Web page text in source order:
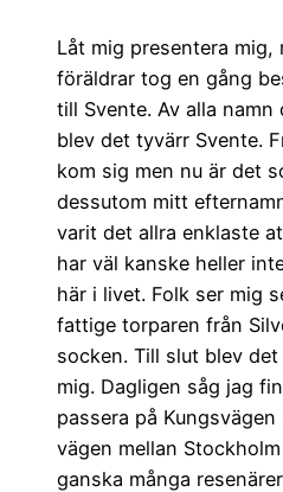
Låt mig presentera mig,
föräldrar tog en gång
till Svente. Av alla namn
blev det tyvärr Svente.
kom sig men nu är det
dessutom mitt
varit det allra enklaste
har väl kanske heller
här i livet. Folk ser mig
fattige torparen från
socken. Till slut blev
mig. Dagligen såg jag
passera på
vägen mellan
ganska många